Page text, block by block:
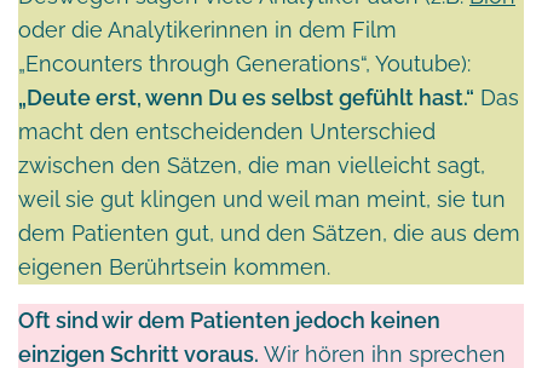
oder die Analytikerinnen in dem Film
„Encounters through Generations“, Youtube):
„Deute erst, wenn Du es selbst gefühlt hast.“ Das
macht den entscheidenden Unterschied
zwischen den Sätzen, die man vielleicht sagt,
weil sie gut klingen und weil man meint, sie tun
dem Patienten gut, und den Sätzen, die aus dem
eigenen Berührtsein kommen.
Oft sind wir dem Patienten jedoch keinen
einzigen Schritt voraus. Wir hören ihn sprechen